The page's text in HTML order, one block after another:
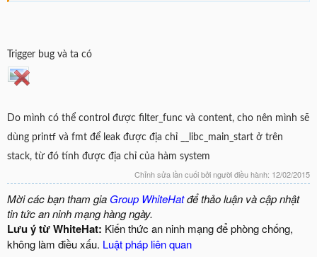
Trigger bug và ta có
Do mình có thể control được filter_func và content, cho nên mình sẽ
dùng printf và fmt để leak được địa chỉ __libc_main_start ở trên
stack, từ đó tính được địa chỉ của hàm system
Chỉnh sửa lần cuối bởi người điều hành: 12/02/2015
Mời các bạn tham gia Group WhiteHatđể thảo luận và cập nhật
tin tức an ninh mạng hàng ngày.
Lưu ý từ WhiteHat: Kiến thức an ninh mạng để phòng chống,
không làm điều xấu. Luật pháp liên quan